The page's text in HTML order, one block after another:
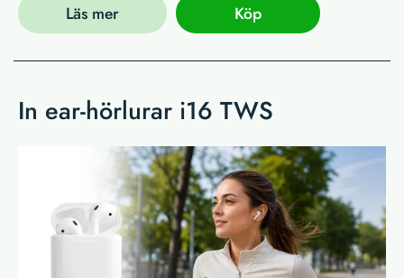
Läs mer Köp
In ear-hörlurar i16 TWS